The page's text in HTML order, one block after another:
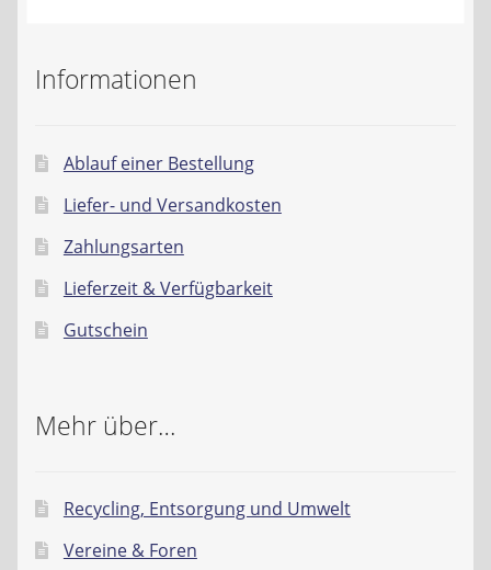
Informationen
Ablauf einer Bestellung
Liefer- und Versandkosten
Zahlungsarten
Lieferzeit & Verfügbarkeit
Gutschein
Mehr über…
Recycling, Entsorgung und Umwelt
Vereine & Foren